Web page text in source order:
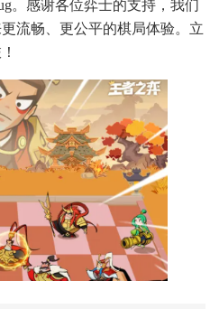
。感谢各位弈士的支持，我们
流畅、更公平的棋局体验。立